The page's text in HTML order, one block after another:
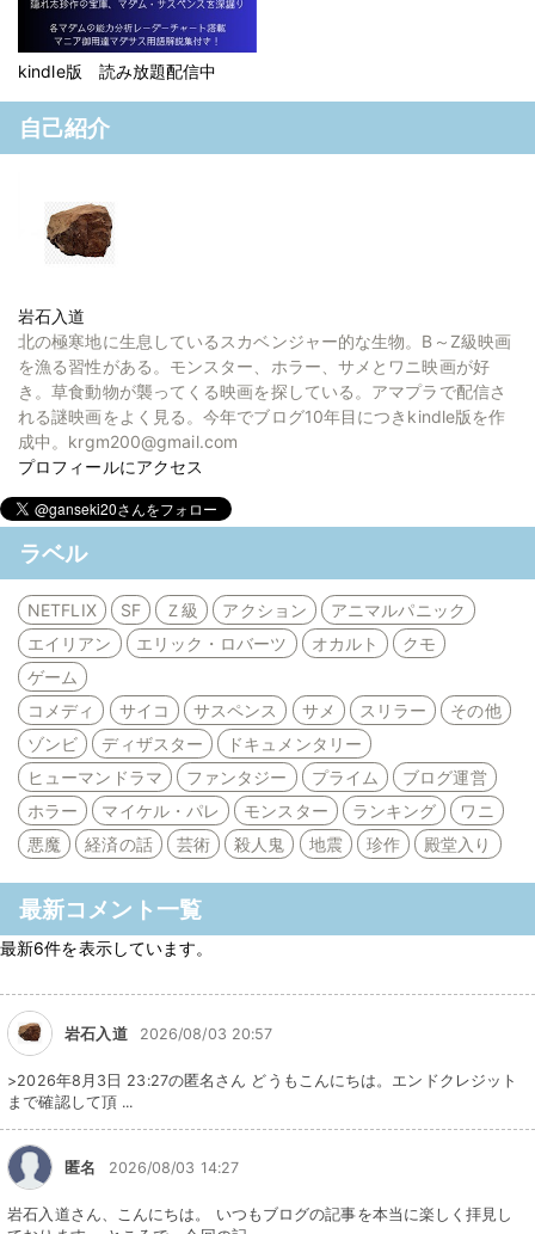
kindle版 読み放題配信中
自己紹介
岩石入道
北の極寒地に生息しているスカベンジャー的な生物。B～Z級映画
を漁る習性がある。モンスター、ホラー、サメとワニ映画が好
き。草食動物が襲ってくる映画を探している。アマプラで配信さ
れる謎映画をよく見る。今年でブログ10年目につきkindle版を作
成中。krgm200@gmail.com
プロフィールにアクセス
ラベル
NETFLIX SF Ｚ級 アクション
アニマルパニック
エイリアン
エリック・ロバーツ オカルト
クモ
ゲーム
コメディ
サイコ サスペンス サメ スリラー
その他
ゾンビ
ディザスター
ドキュメンタリー
ヒューマンドラマ
ファンタジー プライム
ブログ運営
ホラー
マイケル・パレ モンスター ランキング
ワニ
悪魔
経済の話 芸術 殺人鬼 地震 珍作 殿堂入り
最新コメント一覧
最新6件を表示しています。
岩石入道 2026/08/03 20:57
>2026年8月3日 23:27の匿名さん どうもこんにちは。エンドクレジット
まで確認して頂 ...
匿名 2026/08/03 14:27
岩石入道さん、こんにちは。 いつもブログの記事を本当に楽しく拝見し